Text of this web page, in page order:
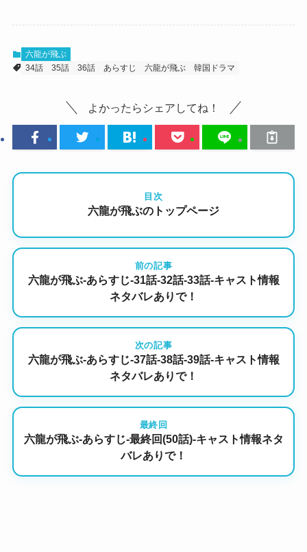
六龍が飛ぶ
34話
35話 36話 あらすじ 六龍が飛ぶ 韓国ドラマ
よかったらシェアしてね！
目次
六龍が飛ぶのトップページ
前の記事
六龍が飛ぶ-あらすじ-31話-32話-33話-キャスト情報
ネタバレありで！
次の記事
六龍が飛ぶ-あらすじ-37話-38話-39話-キャスト情報
ネタバレありで！
最終回
六龍が飛ぶ-あらすじ-最終回(50話)-キャスト情報ネタ
バレありで！